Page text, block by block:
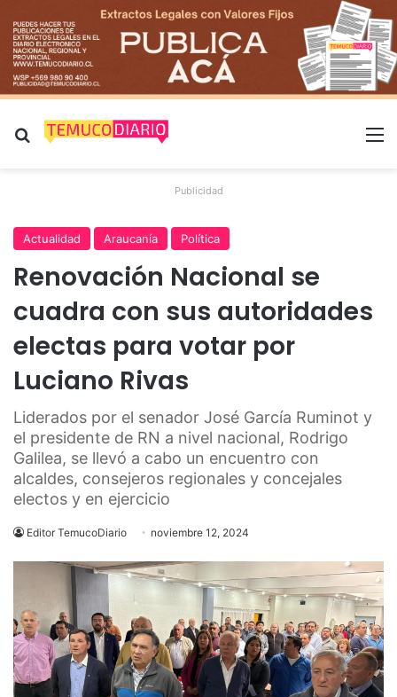
Buscar por
Publicidad
Actualidad Araucanía Política
Renovación Nacional se
cuadra con sus autoridades
electas para votar por
Luciano Rivas
Liderados por el senador José García Ruminot y
el presidente de RN a nivel nacional, Rodrigo
Galilea, se llevó a cabo un encuentro con
alcaldes, consejeros regionales y concejales
electos y en ejercicio
Editor TemucoDiario noviembre 12, 2024